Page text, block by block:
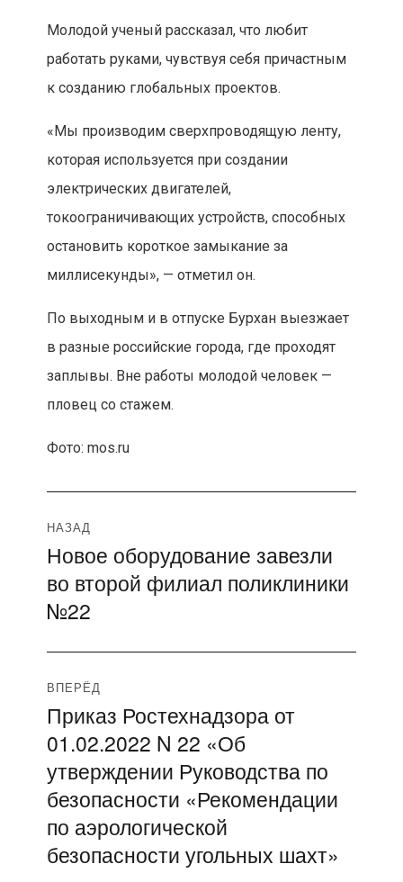
Молодой ученый рассказал, что любит
работать руками, чувствуя себя причастным
к созданию глобальных проектов.
«Мы производим сверхпроводящую ленту,
которая используется при создании
электрических двигателей,
токоограничивающих устройств, способных
остановить короткое замыкание за
миллисекунды», — отметил он.
По выходным и в отпуске Бурхан выезжает
в разные российские города, где проходят
заплывы. Вне работы молодой человек —
пловец со стажем.
Фото: mos.ru
Навигация
по
записям
НАЗАД
Предыдущая
запись:
Новое оборудование завезли
во второй филиал поликлиники
№22
ВПЕРЁД
Следующая
запись:
Приказ Ростехнадзора от
01.02.2022 N 22 «Об
утверждении Руководства по
безопасности «Рекомендации
по аэрологической
безопасности угольных шахт»